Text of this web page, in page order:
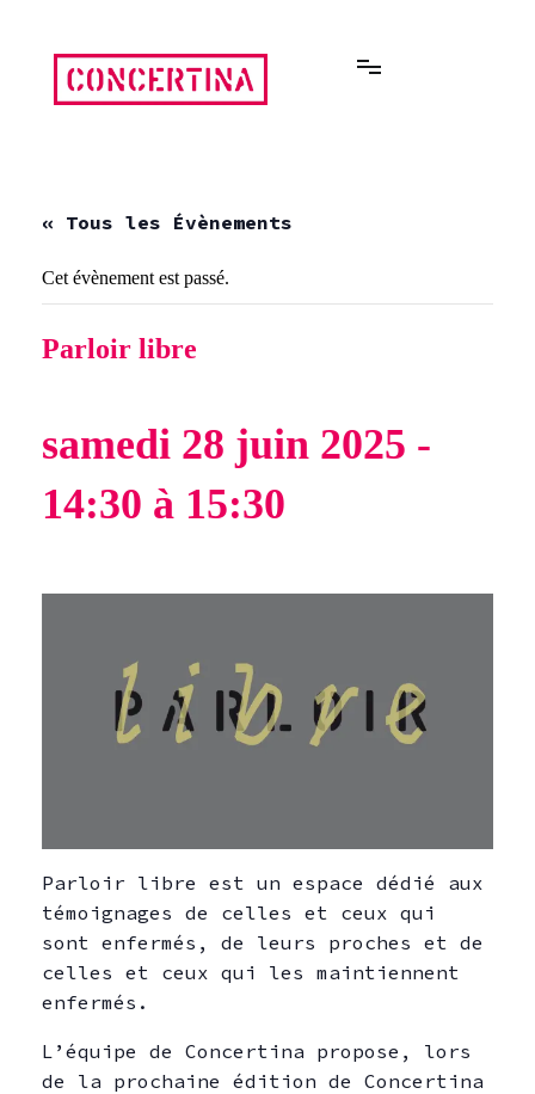
contenu
« Tous les Évènements
Cet évènement est passé.
Parloir libre
samedi 28 juin 2025 -
14:30 à 15:30
Parloir libre est un espace dédié aux
témoignages de celles et ceux qui
sont enfermés, de leurs proches et de
celles et ceux qui les maintiennent
enfermés.
L’équipe de Concertina propose, lors
de la prochaine édition de Concertina